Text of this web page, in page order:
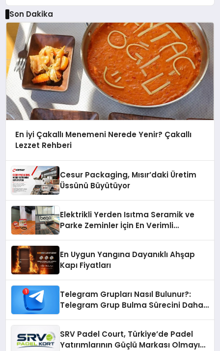
Son Dakika
En İyi Çakallı Menemeni Nerede Yenir? Çakallı
Lezzet Rehberi
Cesur Packaging, Mısır’daki Üretim
Üssünü Büyütüyor
Elektrikli Yerden Isıtma Seramik ve
Parke Zeminler İçin En Verimli
En Uygun Yangına Dayanıklı Ahşap
Kapı Fiyatları
Telegram Grupları Nasıl Bulunur?:
Telegram Grup Bulma Sürecini Daha
SRV Padel Court, Türkiye’de Padel
Yatırımlarının Güçlü Markası Olmayı